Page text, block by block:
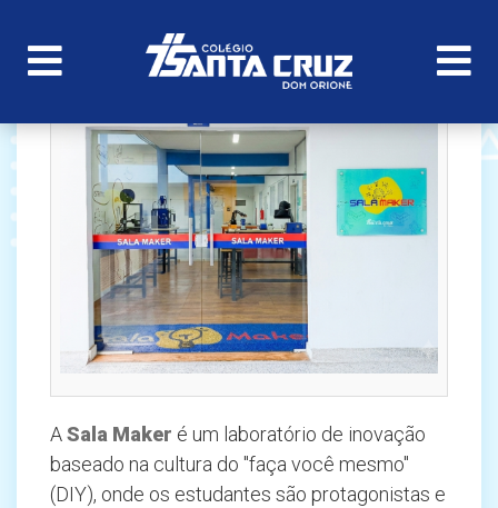
ASala Maker é um laboratório de inovação
baseado na cultura do "faça você mesmo"
(DIY), onde os estudantes são protagonistas e